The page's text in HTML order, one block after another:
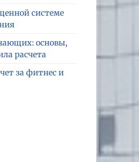
системе
основы,
расчета
за фитнес и